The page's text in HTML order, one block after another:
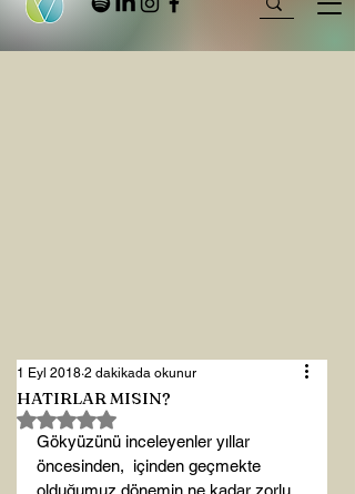
HATIRLAR MISIN?
1 Eyl 2018 2 dakikada okunur
5 üzerinden NaN yıldız
Gökyüzünü inceleyenler yıllar
öncesinden,  içinden geçmekte
olduğumuz dönemin ne kadar zorlu